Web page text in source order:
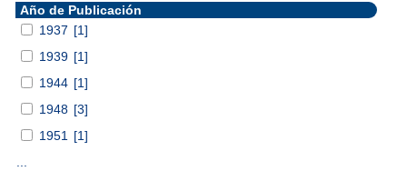
Año de Publicación
1937 [1]
1939 [1]
1944 [1]
1948 [3]
1951
[1]